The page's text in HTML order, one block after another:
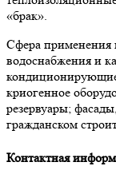
«брак».
Сфера применения
водоснабжения и
криогенное
резервуары;
гражданском
Контактная